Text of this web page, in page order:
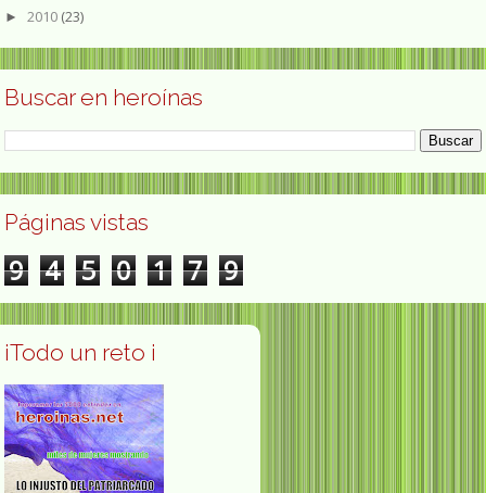
► 2010 (23)
Buscar en heroínas
Páginas vistas
9 4 5 0 1 7 9
¡Todo un reto ¡